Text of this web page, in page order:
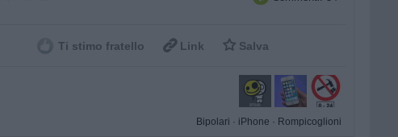
Ti stimo fratello  Link  Salva
Bipolari · iPhone · Rompicoglioni